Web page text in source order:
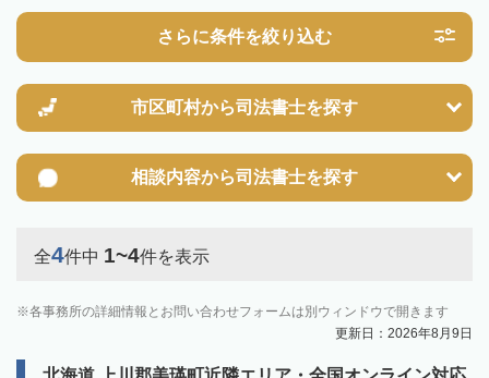
さらに条件を絞り込む
市区町村から司法書士を探す
相談内容から司法書士を探す
全4件中 1~4件を表示
各事務所の詳細情報とお問い合わせフォームは別ウィンドウで開きます
更新日：2026年8月9日